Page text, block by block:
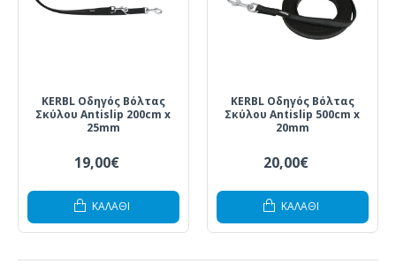
KERBL Οδηγός Βόλτας
Σκύλου Antislip 200cm x
25mm
19,00€
ΚΑΛΆΘΙ
KERBL Οδηγός Βόλτας
Σκύλου Antislip 500cm x
20mm
20,00€
ΚΑΛΆΘΙ